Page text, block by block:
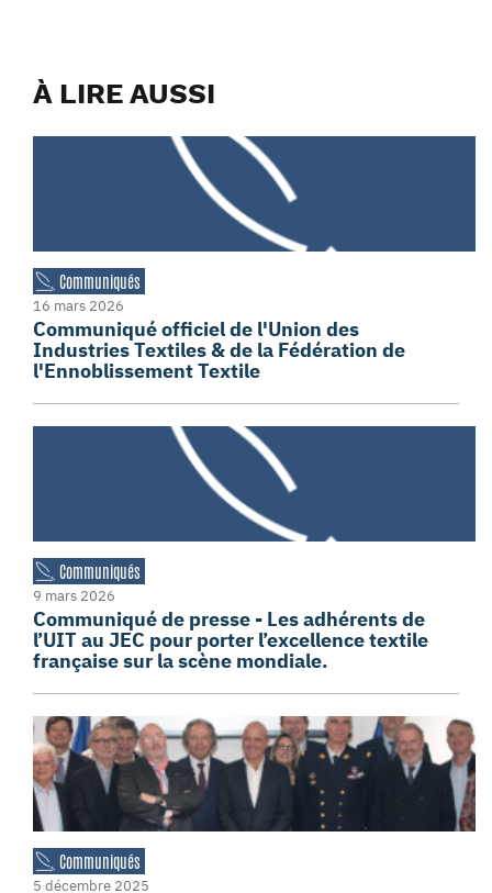
À LIRE AUSSI
Communiqués
16 mars 2026
Communiqué officiel de l'Union des
Industries Textiles & de la Fédération de
l'Ennoblissement Textile
Communiqués
9 mars 2026
Communiqué de presse - Les adhérents de
l’UIT au JEC pour porter l’excellence textile
française sur la scène mondiale.
Communiqués
5 décembre 2025